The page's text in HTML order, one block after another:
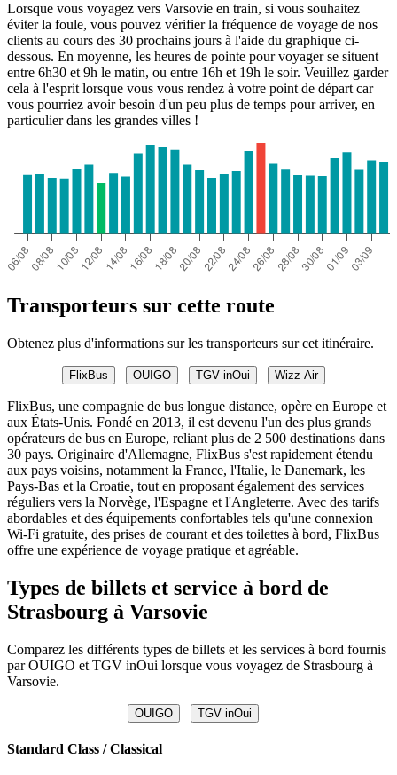
Lorsque vous voyagez vers Varsovie en train, si vous souhaitez
éviter la foule, vous pouvez vérifier la fréquence de voyage de nos
clients au cours des 30 prochains jours à l'aide du graphique ci-
dessous. En moyenne, les heures de pointe pour voyager se situent
entre 6h30 et 9h le matin, ou entre 16h et 19h le soir. Veuillez garder
cela à l'esprit lorsque vous vous rendez à votre point de départ car
vous pourriez avoir besoin d'un peu plus de temps pour arriver, en
particulier dans les grandes villes !
Transporteurs sur cette route
Obtenez plus d'informations sur les transporteurs sur cet itinéraire.
FlixBus OUIGO TGV inOui Wizz Air
FlixBus, une compagnie de bus longue distance, opère en Europe et
aux États-Unis. Fondé en 2013, il est devenu l'un des plus grands
opérateurs de bus en Europe, reliant plus de 2 500 destinations dans
30 pays. Originaire d'Allemagne, FlixBus s'est rapidement étendu
aux pays voisins, notamment la France, l'Italie, le Danemark, les
Pays-Bas et la Croatie, tout en proposant également des services
réguliers vers la Norvège, l'Espagne et l'Angleterre. Avec des tarifs
abordables et des équipements confortables tels qu'une connexion
Wi-Fi gratuite, des prises de courant et des toilettes à bord, FlixBus
offre une expérience de voyage pratique et agréable.
Types de billets et service à bord de
Strasbourg à Varsovie
Comparez les différents types de billets et les services à bord fournis
par OUIGO et TGV inOui lorsque vous voyagez de Strasbourg à
Varsovie.
OUIGO TGV inOui
Standard Class / Classical